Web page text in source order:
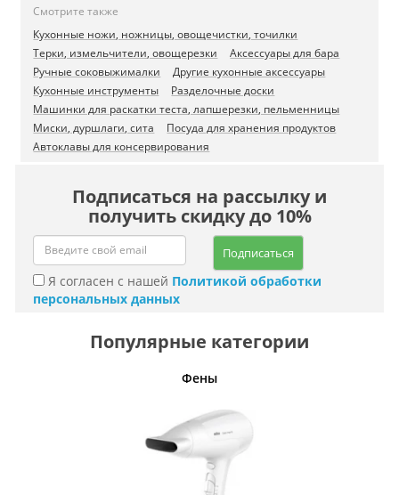
Смотрите также
Кухонные ножи, ножницы, овощечистки, точилки
Терки, измельчители, овощерезки
Аксессуары для бара
Ручные соковыжималки
Другие кухонные аксессуары
Кухонные инструменты
Разделочные доски
Машинки для раскатки теста, лапшерезки, пельменницы
Миски, дуршлаги, сита
Посуда для хранения продуктов
Автоклавы для консервирования
Подписаться на рассылку и
получить скидку до 10%
Подписаться
Я согласен с нашей Политикой обработки
персональных данных
Популярные категории
Фены